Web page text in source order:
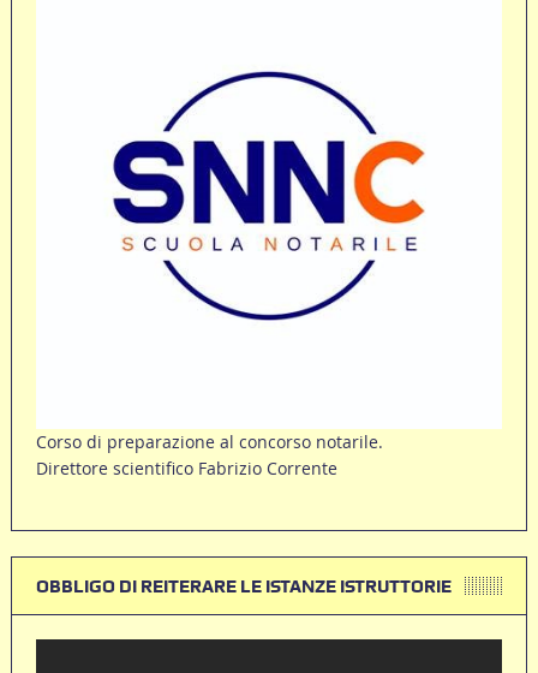
Corso di preparazione al concorso notarile.
Direttore scientifico Fabrizio Corrente
OBBLIGO DI REITERARE LE ISTANZE ISTRUTTORIE